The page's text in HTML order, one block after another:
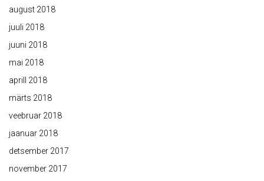
august 2018
juuli 2018
juuni 2018
mai 2018
aprill 2018
märts 2018
veebruar 2018
jaanuar 2018
detsember 2017
november 2017